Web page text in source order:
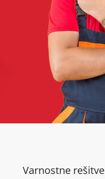
Varnostne rešitve